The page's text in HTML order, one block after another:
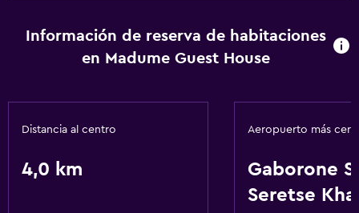
Información de reserva de habitaciones
en Madume Guest House
Distancia al centro
4,0 km
Aeropuerto más
Gaborone
Seretse